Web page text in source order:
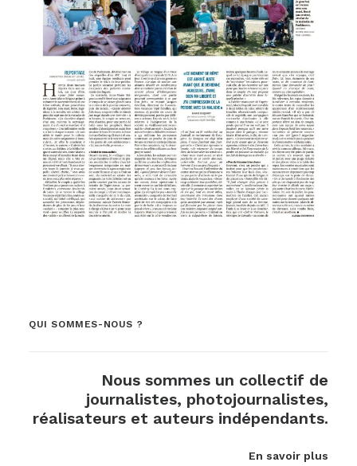
QUI SOMMES-NOUS ?
Nous sommes un collectif de
journalistes, photojournalistes,
réalisateurs et auteurs indépendants.
En savoir plus